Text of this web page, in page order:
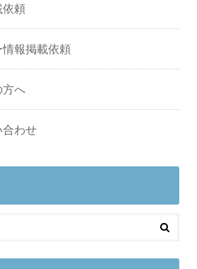
依頼
報掲載依頼
へ
わせ